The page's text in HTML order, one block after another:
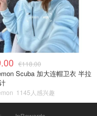
€118.00
Scuba 加大连帽卫衣 半拉
1145人感兴趣